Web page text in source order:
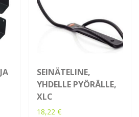
SEINÄTELINE,
YHDELLE PYÖRÄLLE,
XLC
18,22€